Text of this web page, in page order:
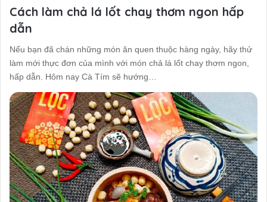
Cách làm chả lá lốt chay thơm ngon hấp
dẫn
Nếu bạn đã chán những món ăn quen thuộc hàng ngày, hãy thử
làm mới thực đơn của mình với món chả lá lốt chay thơm ngon,
hấp dẫn. Hôm nay Cà Tím sẽ hướng…